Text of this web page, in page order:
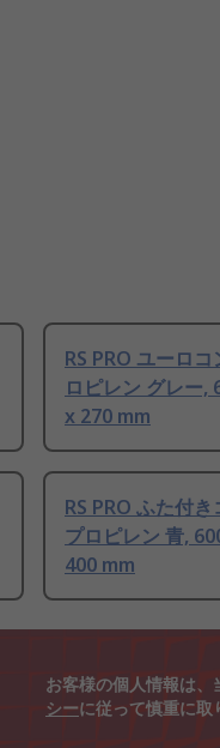
RS PRO ユーロ
ロピレン グレー,
x 270 mm
RS PRO ふた付
プロピレン 青,
400 mm
お客様の個人情報は、
シーに従って慎重に取